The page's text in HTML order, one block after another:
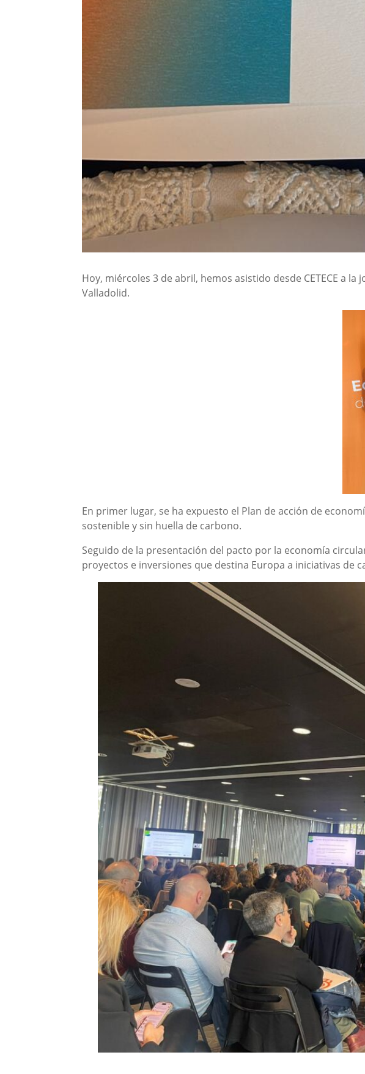
Hoy, miércoles 3 de abril, hemos asistido desde CETECE a
Valladolid.
En primer lugar, se ha expuesto el Plan de acción de
sostenible y sin huella de carbono.
Seguido de la presentación del pacto por la economía
proyectos e inversiones que destina Europa a iniciativas de